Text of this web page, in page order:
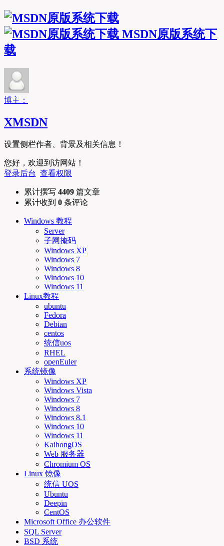
MSDN原版系统下
载
博主：
XMSDN
设置侧栏作者、背景及相关信息！
您好，欢迎到访网站！
登录后台 查看权限
累计撰写 4409 篇文章
累计收到 0 条评论
Windows 教程
Server
子网掩码
Windows XP
Windows 7
Windows 8
Windows 10
Windows 11
Linux教程
ubuntu
Fedora
Debian
centos
统信uos
RHEL
openEuler
系统镜像
Windows XP
Windows Vista
Windows 7
Windows 8
Windows 8.1
Windows 10
Windows 11
KaihongOS
Web 服务器
Chromium OS
Linux 镜像
统信 UOS
Ubuntu
Deepin
CentOS
Microsoft Office 办公软件
SQL Server
BSD 系统